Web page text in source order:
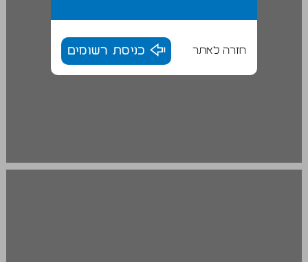
חזרה לאתר כניסת רשומים